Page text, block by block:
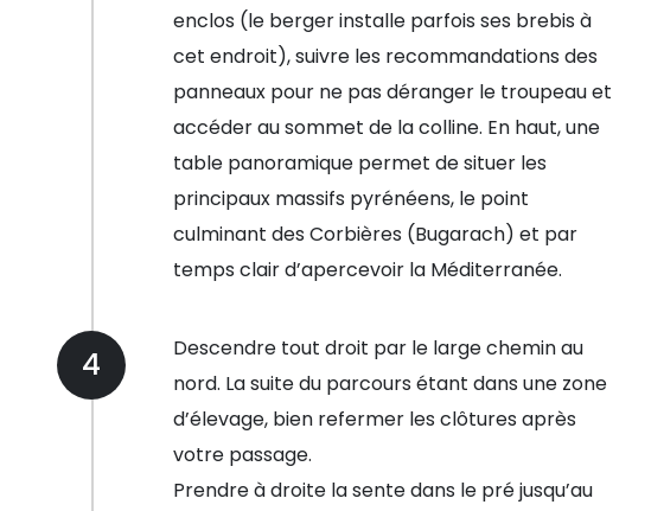
enclos (le berger installe parfois ses brebis à
cet endroit), suivre les recommandations des
panneaux pour ne pas déranger le troupeau et
accéder au sommet de la colline. En haut, une
table panoramique permet de situer les
principaux massifs pyrénéens, le point
culminant des Corbières (Bugarach) et par
temps clair d’apercevoir la Méditerranée.
4
Descendre tout droit par le large chemin au
nord. La suite du parcours étant dans une zone
d’élevage, bien refermer les clôtures après
votre passage.
Prendre à droite la sente dans le pré jusqu’au